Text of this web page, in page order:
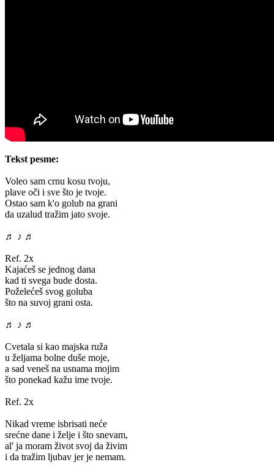
Tekst pesme:
Voleo sam crnu kosu tvoju,
plave oči i sve što je tvoje.
Ostao sam k'o golub na grani
da uzalud tražim jato svoje.
♬ ♪ ♬
Ref. 2x
Kajaćeš se jednog dana
kad ti svega bude dosta.
Poželećeš svog goluba
što na suvoj grani osta.
♬ ♪ ♬
Cvetala si kao majska ruža
u željama bolne duše moje,
a sad veneš na usnama mojim
što ponekad kažu ime tvoje.
Ref. 2x
Nikad vreme isbrisati neće
srećne dane i želje i što snevam,
al' ja moram život svoj da živim
i da tražim ljubav jer je nemam.